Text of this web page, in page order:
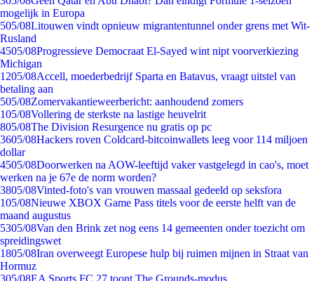
mogelijk in Europa
505/08Litouwen vindt opnieuw migrantentunnel onder grens met Wit-
Rusland
4505/08Progressieve Democraat El-Sayed wint nipt voorverkiezing
Michigan
1205/08Accell, moederbedrijf Sparta en Batavus, vraagt uitstel van
betaling aan
505/08Zomervakantieweerbericht: aanhoudend zomers
105/08Vollering de sterkste na lastige heuvelrit
805/08The Division Resurgence nu gratis op pc
3605/08Hackers roven Coldcard-bitcoinwallets leeg voor 114 miljoen
dollar
4505/08Doorwerken na AOW-leeftijd vaker vastgelegd in cao's, moet
werken na je 67e de norm worden?
3805/08Vinted-foto's van vrouwen massaal gedeeld op seksfora
105/08Nieuwe XBOX Game Pass titels voor de eerste helft van de
maand augustus
5305/08Van den Brink zet nog eens 14 gemeenten onder toezicht om
spreidingswet
1805/08Iran overweegt Europese hulp bij ruimen mijnen in Straat van
Hormuz
305/08EA Sports FC 27 toont The Grounds-modus